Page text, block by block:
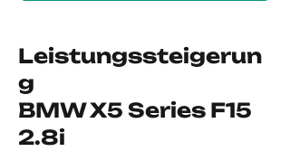
Leistungssteigerun
g
BMW X5 Series F15
2.8i